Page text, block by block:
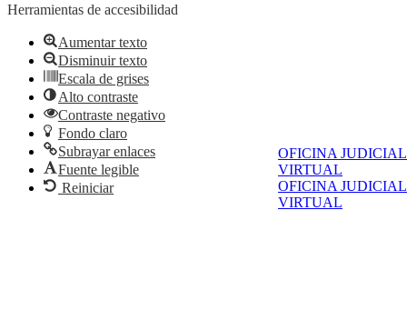
OFICINA JUDICIAL
VIRTUAL
OFICINA JUDICIAL
VIRTUAL
Herramientas de accesibilidad
Aumentar texto
Disminuir texto
Escala de grises
Alto contraste
Contraste negativo
Fondo claro
Subrayar enlaces
Fuente legible
Reiniciar